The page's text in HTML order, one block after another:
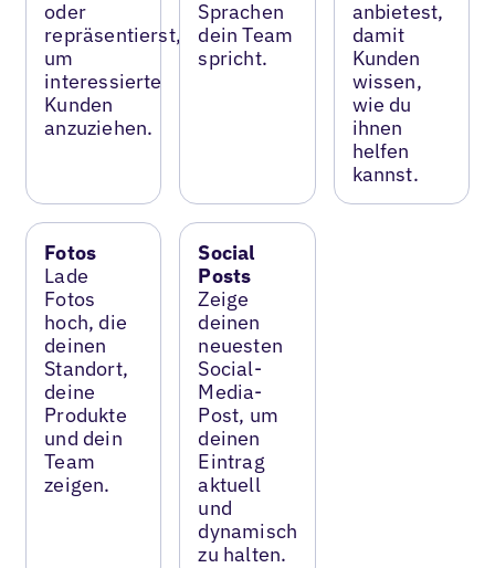
oder
repräsentierst,
um
interessierte
Kunden
anzuziehen.
Sprachen
dein Team
spricht.
anbietest,
damit
Kunden
wissen,
wie du
ihnen
helfen
kannst.
Fotos
Lade
Fotos
hoch, die
deinen
Standort,
deine
Produkte
und dein
Team
zeigen.
Social
Posts
Zeige
deinen
neuesten
Social-
Media-
Post, um
deinen
Eintrag
aktuell
und
dynamisch
zu halten.